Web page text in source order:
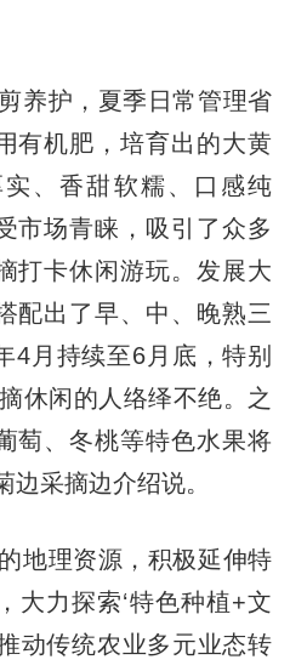
护，夏季日常管理省
有机肥，培育出的大黄
、香甜软糯、口感纯
市场青睐，吸引了众多
打卡休闲游玩。发展大
配出了早、中、晚熟三
4月持续至6月底，特别
休闲的人络绎不绝。之
萄、冬桃等特色水果将
边采摘边介绍说。
理资源，积极延伸特
大力探索‘特色种植+文
动传统农业多元业态转